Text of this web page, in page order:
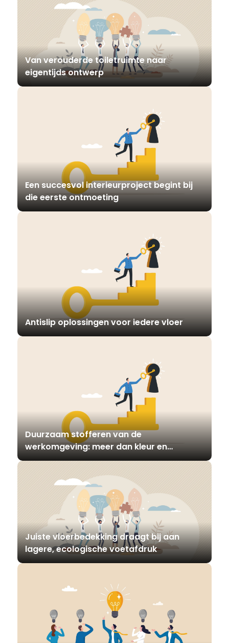
Van verouderde toiletruimte naar
eigentijds ontwerp
Een succesvol interieurproject begint bij
die eerste ontmoeting
Antislip oplossingen voor iedere vloer
Duurzaam stofferen van de
werkomgeving: meer dan kleur en
materiaal
Juiste vloerbedekking draagt bij aan
lagere, ecologische voetafdruk